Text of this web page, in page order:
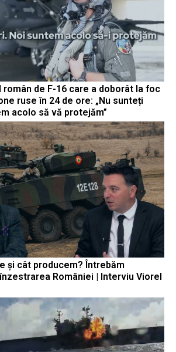
de F-16 care a doborât la foc
ruse în 24 de ore: „Nu sunteți
acolo să vă protejăm”
și cât producem? Întrebăm
României | Interviu Viorel